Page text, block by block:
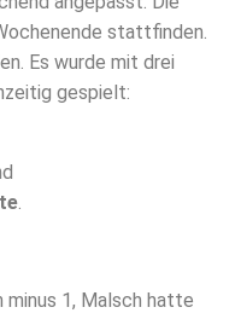
stattfinden.
Es wurde mit drei
gespielt:
1, Malsch hatte